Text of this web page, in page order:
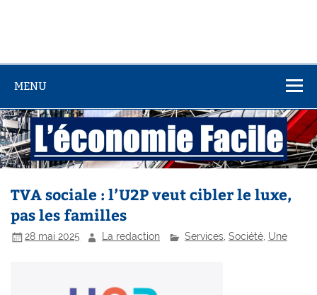
MENU
TVA sociale : l’U2P veut cibler le luxe,
pas les familles
28 mai 2025 La redaction Services, Société, Une